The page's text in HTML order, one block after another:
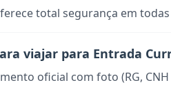
total segurança em
viajar para Entrada
oficial com foto (RG,